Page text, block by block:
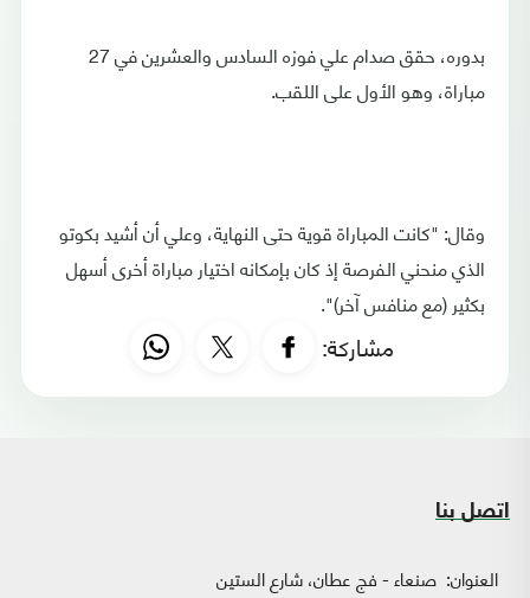
بدوره، حقق صدام علي فوزه السادس والعشرين في 27
مباراة، وهو الأول على اللقب.
وقال: "كانت المباراة قوية حتى النهاية، وعلي أن أشيد بكوتو
الذي منحني الفرصة إذ كان بإمكانه اختيار مباراة أخرى أسهل
بكثير (مع منافس آخر)".
مشاركة:
اتصل بنا
العنوان: صنعاء - فج عطان، شارع الستين